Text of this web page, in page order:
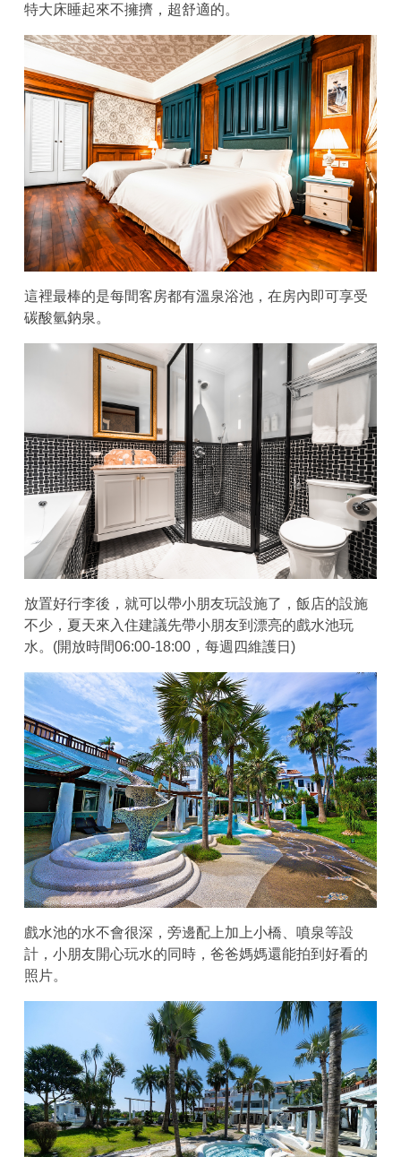
特大床睡起來不擁擠，超舒適的。
這裡最棒的是每間客房都有溫泉浴池，在房內即可享受
碳酸氫鈉泉。
放置好行李後，就可以帶小朋友玩設施了，飯店的設施
不少，夏天來入住建議先帶小朋友到漂亮的戲水池玩
水。(開放時間06:00-18:00，每週四維護日)
戲水池的水不會很深，旁邊配上加上小橋、噴泉等設
計，小朋友開心玩水的同時，爸爸媽媽還能拍到好看的
照片。